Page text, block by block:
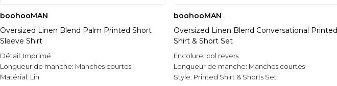
boohooMAN
Oversized Linen Blend Palm Printed Short
Sleeve Shirt
Détail: Imprimé
Longueur de manche: Manches courtes
Matérial: Lin
boohooMAN
Oversized Linen Blend Conversational Printed
Shirt & Short Set
Encolure: col revers
Longueur de manche: Manches courtes
Style: Printed Shirt & Shorts Set